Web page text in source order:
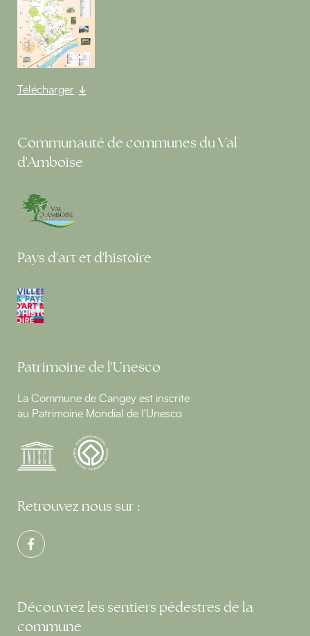
Télécharger
Communauté de communes du Val
d'Amboise
Pays d'art et d'histoire
Patrimoine de l'Unesco
La Commune de Cangey est inscrite
au Patrimoine Mondial de l'Unesco
Retrouvez nous sur :
Découvrez les sentiers pédestres de la
commune